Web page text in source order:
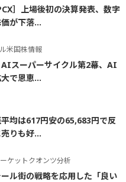
］上場後初の決算発表、数字
が下落...
米国株情報
AIスーパーサイクル第2幕、AI
で恩恵...
平均は617円安の65,683円で反
りも好...
ケットクオンツ分析
ール街の戦略を応用した「良い